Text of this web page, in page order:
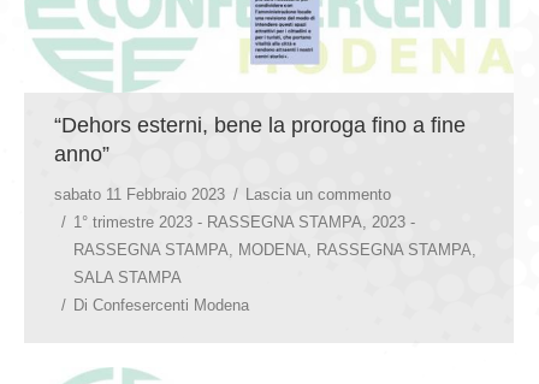
“Dehors esterni, bene la proroga fino a fine
anno”
sabato 11 Febbraio 2023
Lascia un commento
1° trimestre 2023 - RASSEGNA STAMPA, 2023 -
RASSEGNA STAMPA, MODENA, RASSEGNA STAMPA,
SALA STAMPA
Di Confesercenti Modena